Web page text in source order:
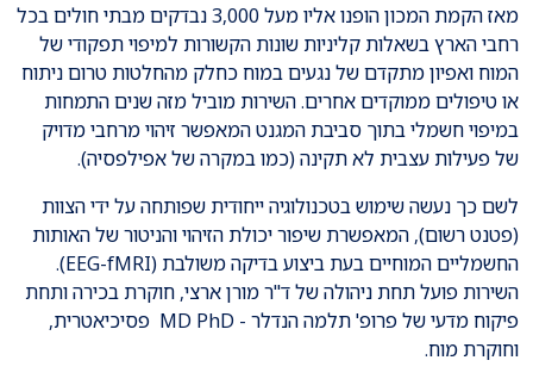
מאז הקמת המכון הופנו אליו מעל 3,000 נבדקים מבתי חולים בכל
רחבי הארץ בשאלות קליניות שונות הקשורות למיפוי תפקודי של
המוח ואפיון מתקדם של נגעים במוח כחלק מהחלטות טרום ניתוח
או טיפולים ממוקדים אחרים. השירות מוביל מזה שנים התמחות
במיפוי חשמלי בתוך סביבת המגנט המאפשר זיהוי מרחבי מדויק
של פעילות עצבית לא תקינה (כמו במקרה של אפילפסיה).
לשם כך נעשה שימוש בטכנולוגיה ייחודית שפותחה על ידי הצוות
(פטנט רשום), המאפשרת שיפור יכולת הזיהוי והניטור של האותות
החשמליים המוחיים בעת ביצוע בדיקה משולבת (EEG-fMRI).
השירות פועל תחת ניהולה של ד"ר מורן ארצי, חוקרת בכירה ותחת
פיקוח מדעי של פרופ' תלמה הנדלר - MD PhD פסיכיאטרית,
וחוקרת מוח.